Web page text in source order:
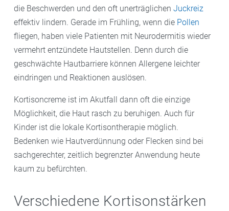
die Beschwerden und den oft unerträglichen Juckreiz
effektiv lindern. Gerade im Frühling, wenn die Pollen
fliegen, haben viele Patienten mit Neurodermitis wieder
vermehrt entzündete Hautstellen. Denn durch die
geschwächte Hautbarriere können Allergene leichter
eindringen und Reaktionen auslösen.
Kortisoncreme ist im Akutfall dann oft die einzige
Möglichkeit, die Haut rasch zu beruhigen. Auch für
Kinder ist die lokale Kortisontherapie möglich.
Bedenken wie Hautverdünnung oder Flecken sind bei
sachgerechter, zeitlich begrenzter Anwendung heute
kaum zu befürchten.
Verschiedene Kortisonstärken